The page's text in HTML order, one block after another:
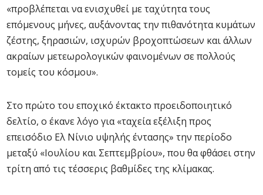
«προβλέπεται να ενισχυθεί με ταχύτητα τους
επόμενους μήνες, αυξάνοντας την πιθανότητα κυμάτων
ζέστης, ξηρασιών, ισχυρών βροχοπτώσεων και άλλων
ακραίων μετεωρολογικών φαινομένων σε πολλούς
τομείς του κόσμου».
Στο πρώτο του εποχικό έκτακτο προειδοποιητικό
δελτίο, ο έκανε λόγο για «ταχεία εξέλιξη προς
επεισόδιο Ελ Νίνιο υψηλής έντασης» την περίοδο
μεταξύ «Ιουλίου και Σεπτεμβρίου», που θα φθάσει στην
τρίτη από τις τέσσερις βαθμίδες της κλίμακας.